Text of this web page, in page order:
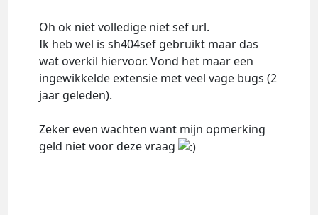
Oh ok niet volledige niet sef url.
Ik heb wel is sh404sef gebruikt maar das
wat overkil hiervoor. Vond het maar een
ingewikkelde extensie met veel vage bugs (2
jaar geleden).
Zeker even wachten want mijn opmerking
geld niet voor deze vraag